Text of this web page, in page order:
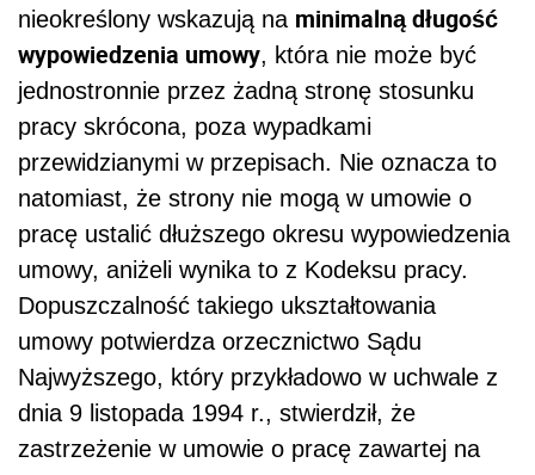
nieokreślony wskazują na minimalną długość
wypowiedzenia umowy, która nie może być
jednostronnie przez żadną stronę stosunku
pracy skrócona, poza wypadkami
przewidzianymi w przepisach. Nie oznacza to
natomiast, że strony nie mogą w umowie o
pracę ustalić dłuższego okresu wypowiedzenia
umowy, aniżeli wynika to z Kodeksu pracy.
Dopuszczalność takiego ukształtowania
umowy potwierdza orzecznictwo Sądu
Najwyższego, który przykładowo w uchwale z
dnia 9 listopada 1994 r., stwierdził, że
zastrzeżenie w umowie o pracę zawartej na